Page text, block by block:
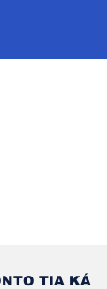
TIA KÁ